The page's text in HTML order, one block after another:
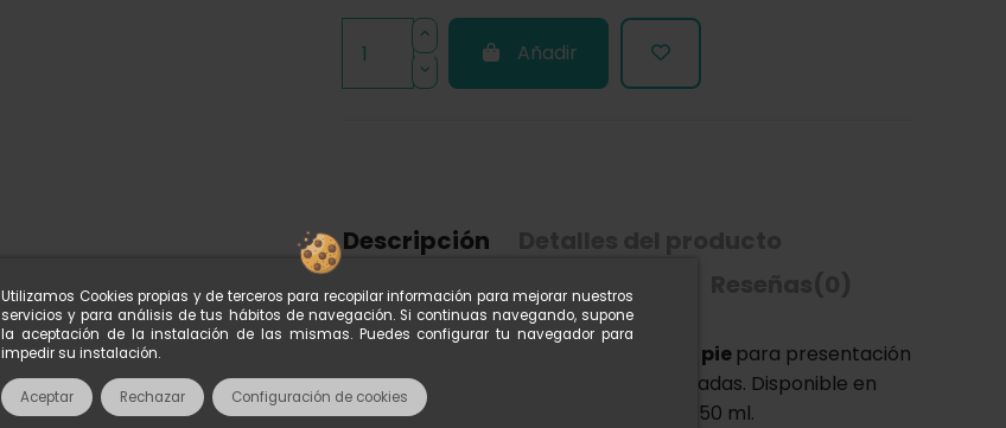
Utilizamos Cookies propias y de terceros para recopilar información para mejorar nuestros
servicios y para análisis de tus hábitos de navegación. Si continuas navegando, supone
la aceptación de la instalación de las mismas. Puedes configurar tu navegador para
impedir su instalación.
Aceptar Rechazar Configuración de cookies
Añadir
Descripción
También podría interesarle
Cono con pie para presentación
de postres dulces o degustaciones saladas. Disponible en
tres medidas distintas: 90 ml, 135 ml y 150 ml.